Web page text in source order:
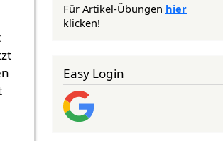
Für Artikel-Übungen hier
klicken!
Easy Login